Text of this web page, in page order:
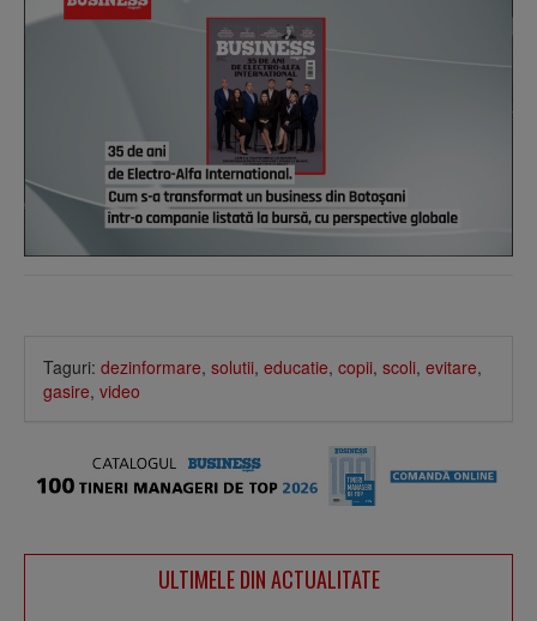
Taguri: dezinformare, solutii, educatie, copii, scoli, evitare,
gasire, video
ULTIMELE DIN ACTUALITATE